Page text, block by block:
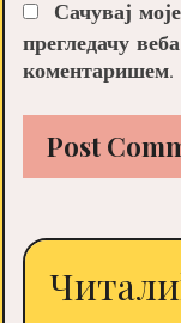
Сачувај
прегледачу
коментаришем.